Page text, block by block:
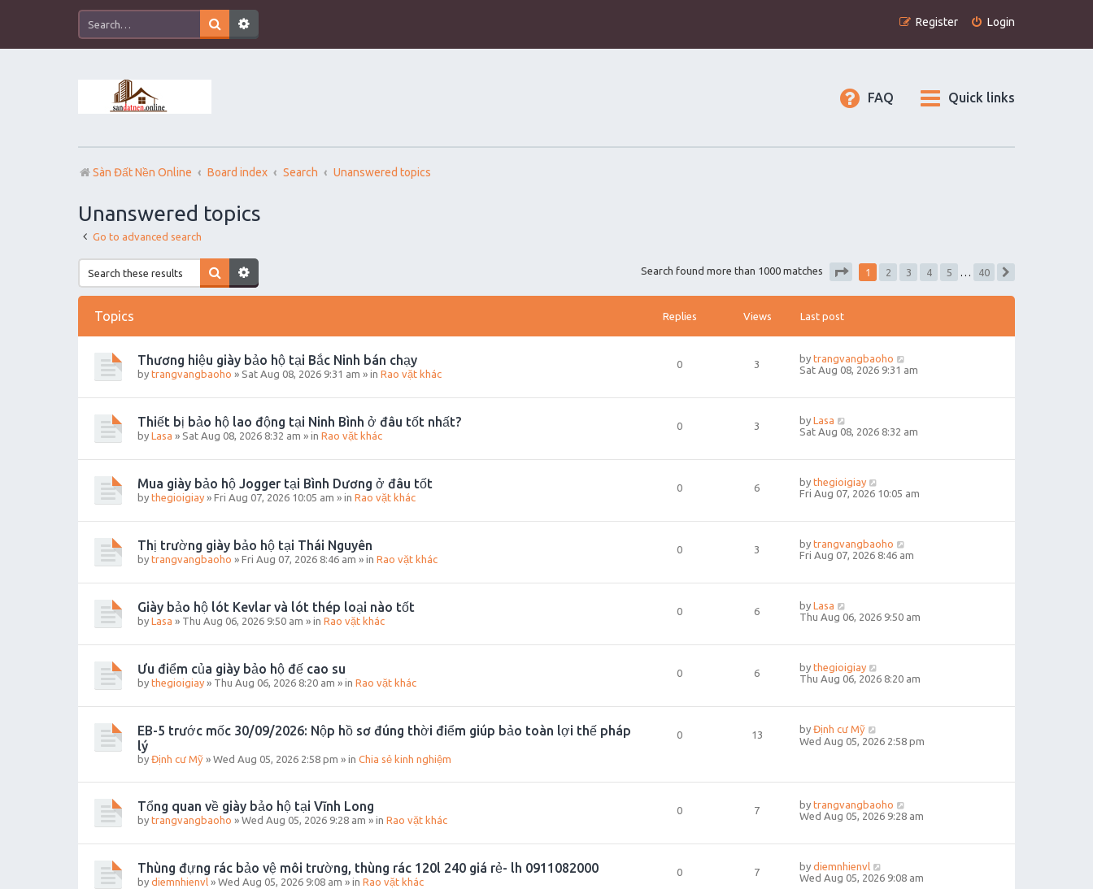
Login
Register
Quick links
FAQ
Sàn Đất Nền Online Board index Search Unanswered topics
Unanswered topics
Go to advanced search
Search found more than 1000 matches
1 2 3 4 5 …
40
Topics Replies Views Last post
Thương hiệu giày bảo hộ tại Bắc Ninh bán chạy
by trangvangbaoho » Sat Aug 08, 2026 9:31 am » in Rao vặt khác
0 3 by trangvangbaoho
Sat Aug 08, 2026 9:31 am
Thiết bị bảo hộ lao động tại Ninh Bình ở đâu tốt nhất?
by Lasa » Sat Aug 08, 2026 8:32 am » in Rao vặt khác
0 3 by Lasa
Sat Aug 08, 2026 8:32 am
Mua giày bảo hộ Jogger tại Bình Dương ở đâu tốt
by thegioigiay » Fri Aug 07, 2026 10:05 am » in Rao vặt khác
0 6 by thegioigiay
Fri Aug 07, 2026 10:05 am
Thị trường giày bảo hộ tại Thái Nguyên
by trangvangbaoho » Fri Aug 07, 2026 8:46 am » in Rao vặt khác
0 3 by trangvangbaoho
Fri Aug 07, 2026 8:46 am
Giày bảo hộ lót Kevlar và lót thép loại nào tốt
by Lasa » Thu Aug 06, 2026 9:50 am » in Rao vặt khác
0 6 by Lasa
Thu Aug 06, 2026 9:50 am
Ưu điểm của giày bảo hộ đế cao su
by thegioigiay » Thu Aug 06, 2026 8:20 am » in Rao vặt khác
0 6 by thegioigiay
Thu Aug 06, 2026 8:20 am
EB-5 trước mốc 30/09/2026: Nộp hồ sơ đúng thời điểm giúp bảo toàn lợi thế pháp
lý
by Định cư Mỹ » Wed Aug 05, 2026 2:58 pm » in Chia sẻ kinh nghiệm
0 13 by Định cư Mỹ
Wed Aug 05, 2026 2:58 pm
Tổng quan về giày bảo hộ tại Vĩnh Long
by trangvangbaoho » Wed Aug 05, 2026 9:28 am » in Rao vặt khác
0 7 by trangvangbaoho
Wed Aug 05, 2026 9:28 am
Thùng đựng rác bảo vệ môi trường, thùng rác 120l 240 giá rẻ- lh 0911082000
by diemnhienvl » Wed Aug 05, 2026 9:08 am » in Rao vặt khác
0 7 by diemnhienvl
Wed Aug 05, 2026 9:08 am